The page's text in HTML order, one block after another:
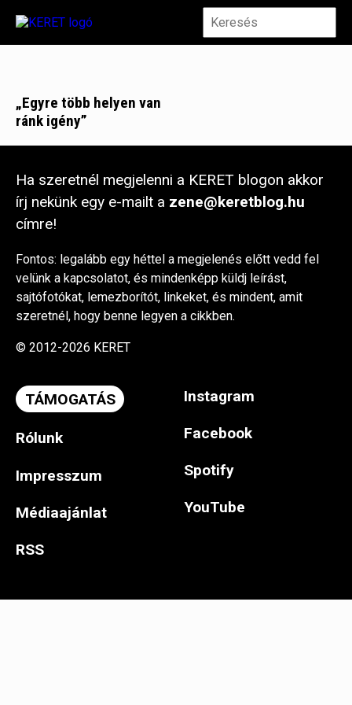
„Egyre több helyen van
ránk igény”
Ha szeretnél megjelenni a KERET blogon akkor
írj nekünk egy e-mailt a zene@keretblog.hu
címre!
Fontos: legalább egy héttel a megjelenés előtt vedd fel
velünk a kapcsolatot, és mindenképp küldj leírást,
sajtófotókat, lemezborítót, linkeket, és mindent, amit
szeretnél, hogy benne legyen a cikkben.
© 2012-2026 KERET
TÁMOGATÁS
Rólunk
Impresszum
Médiaajánlat
RSS
Instagram
Facebook
Spotify
YouTube